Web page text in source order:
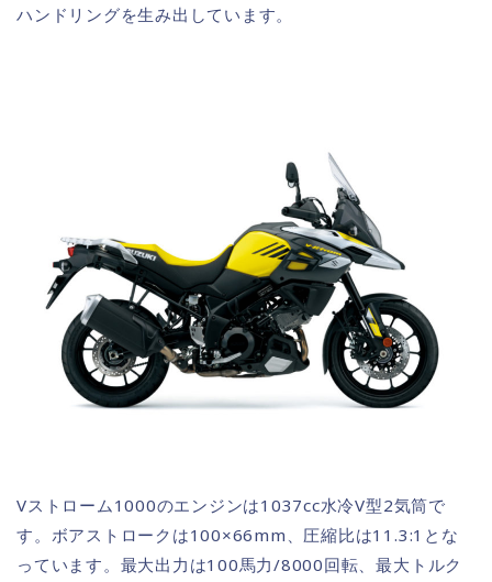
ハンドリングを生み出しています。
Vストローム1000のエンジンは1037cc水冷V型2気筒で
す。ボアストロークは100×66mm、圧縮比は11.3:1とな
っています。最大出力は100馬力/8000回転、最大トルク